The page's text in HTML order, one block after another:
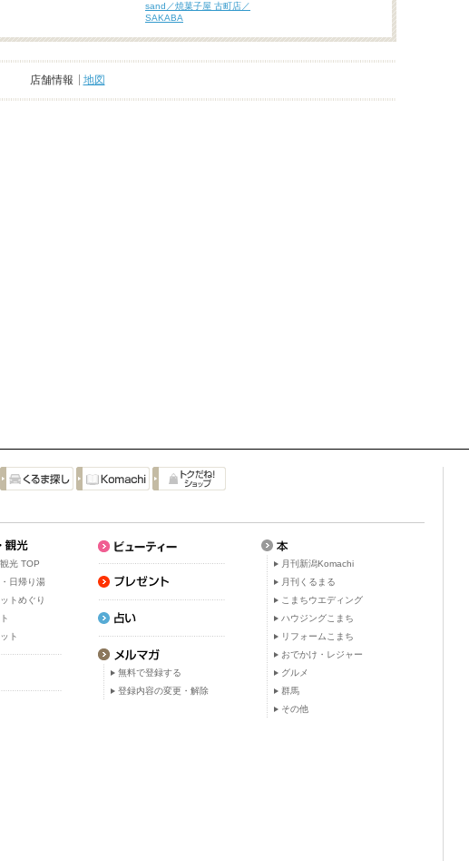
sand／焼菓子屋 古町店／
SAKABA
店舗情報 地図
光 TOP
日帰り湯
トめぐり
ト
無料で登録する
登録内容の変更・解除
月刊新潟Komachi
月刊くるまる
こまちウエディング
ハウジングこまち
リフォームこまち
おでかけ・レジャー
グルメ
群馬
その他